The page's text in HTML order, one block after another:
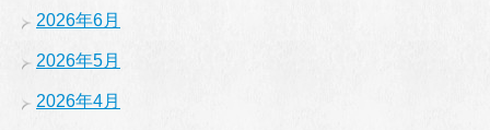
2026年6月
2026年5月
2026年4月